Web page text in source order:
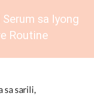
sa Iyong
Routine
sa sarili,